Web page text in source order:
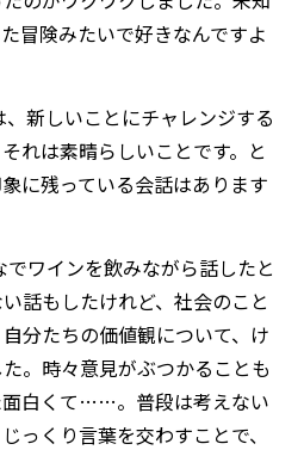
冒険みたいで好きなんですよ
、新しいことにチャレンジする
れは素晴らしいことです。と
に残っている会話はあります
ワインを飲みながら話したと
話もしたけれど、社会のこと
分たちの価値観について、け
。時々意見がぶつかることも
面白くて……。普段は考えない
っくり言葉を交わすことで、